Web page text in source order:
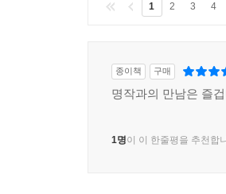
1 2 3 4
종이책 구매
명작과의 만남은 즐
1명이 이 한줄평을 추천합